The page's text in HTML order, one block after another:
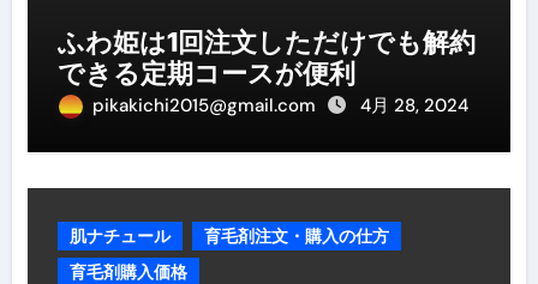
ふわ姫は1回注文しただけでも解約
できる定期コースが便利
pikakichi2015@gmail.com 4月 28, 2024
肌ナチュール
育毛剤注文・購入の仕方
育毛剤購入価格